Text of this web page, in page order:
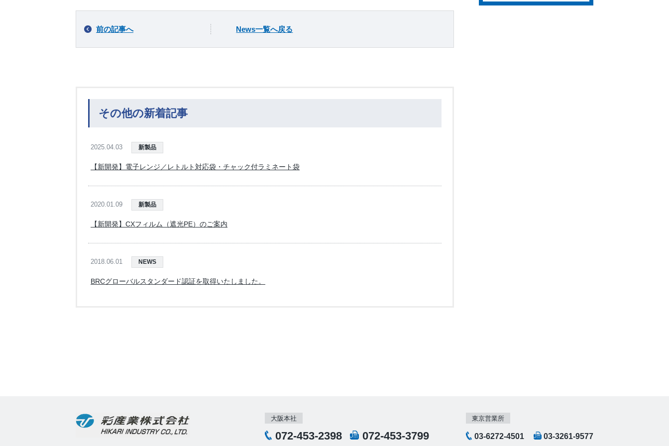
前の記事へ News一覧へ戻る
その他の新着記事
2025.04.03 新製品
【新開発】電子レンジ／レトルト対応袋・チャック付ラミネート袋
2020.01.09 新製品
【新開発】CXフィルム（遮光PE）のご案内
2018.06.01 NEWS
BRCグローバルスタンダード認証を取得いたしました。
大阪本社
072-453-2398 072-453-3799
東京営業所
03-6272-4501 03-3261-9577